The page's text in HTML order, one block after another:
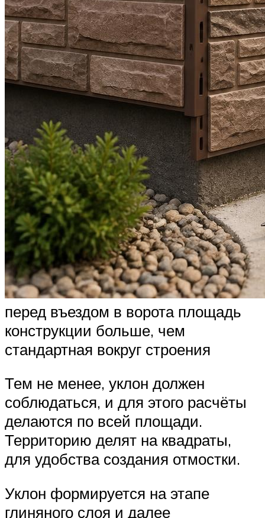
перед въездом в ворота площадь
конструкции больше, чем
стандартная вокруг строения
Тем не менее, уклон должен
соблюдаться, и для этого расчёты
делаются по всей площади.
Территорию делят на квадраты,
для удобства создания отмостки.
Уклон формируется на этапе
глиняного слоя и далее